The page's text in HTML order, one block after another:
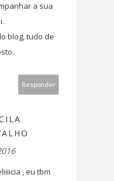
a sua
blog, tudo de
Responder
, eu tbm